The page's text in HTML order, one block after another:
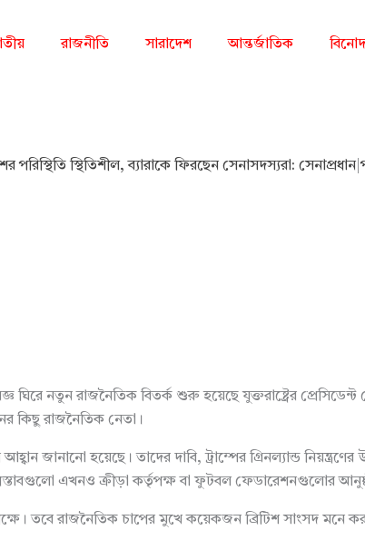
রাজনীতি সারাদেশ আন্তর্জাতিক
পরিস্থিতি স্থিতিশীল, ব্যারাকে ফিরছেন সেনাসদস্যরা: সেনাপ্রধান |
নতুন রাজনৈতিক বিতর্ক শুরু হয়েছে যুক্তরাষ্ট্রের প্রেসিডেন্ট
কিছু রাজনৈতিক নেতা।
জানানো হয়েছে। তাদের দাবি, ট্রাম্পের গ্রিনল্যান্ড
এখনও ক্রীড়া কর্তৃপক্ষ বা ফুটবল ফেডারেশনগুলোর
তবে রাজনৈতিক চাপের মুখে কয়েকজন ব্রিটিশ সাংসদ মনে